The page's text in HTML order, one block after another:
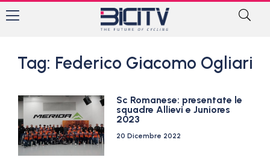
Tag: Federico Giacomo Ogliari
Sc Romanese: presentate le
squadre Allievi e Juniores
2023
20 Dicembre 2022